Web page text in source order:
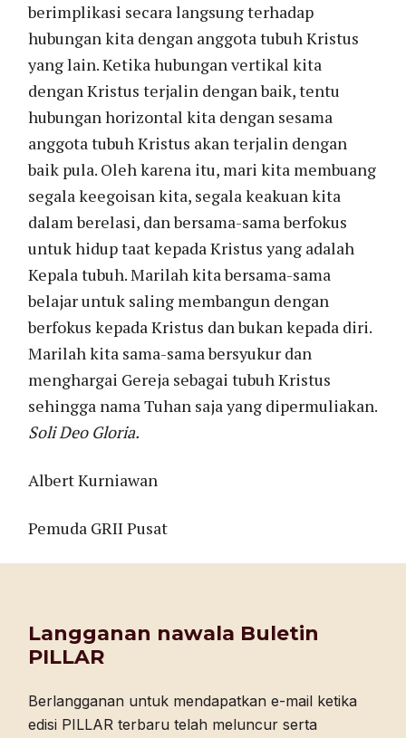
berimplikasi secara langsung terhadap
hubungan kita dengan anggota tubuh Kristus
yang lain. Ketika hubungan vertikal kita
dengan Kristus terjalin dengan baik, tentu
hubungan horizontal kita dengan sesama
anggota tubuh Kristus akan terjalin dengan
baik pula. Oleh karena itu, mari kita membuang
segala keegoisan kita, segala keakuan kita
dalam berelasi, dan bersama-sama berfokus
untuk hidup taat kepada Kristus yang adalah
Kepala tubuh. Marilah kita bersama-sama
belajar untuk saling membangun dengan
berfokus kepada Kristus dan bukan kepada diri.
Marilah kita sama-sama bersyukur dan
menghargai Gereja sebagai tubuh Kristus
sehingga nama Tuhan saja yang dipermuliakan.
Soli Deo Gloria.
Albert Kurniawan
Pemuda GRII Pusat
Langganan nawala Buletin
PILLAR
Berlangganan untuk mendapatkan e-mail ketika
edisi PILLAR terbaru telah meluncur serta